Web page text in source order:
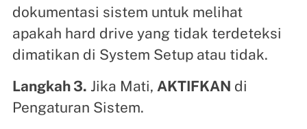
dokumentasi sistem untuk melihat
apakah hard drive yang tidak terdeteksi
dimatikan di System Setup atau tidak.
Langkah 3. Jika Mati, AKTIFKAN di
Pengaturan Sistem.